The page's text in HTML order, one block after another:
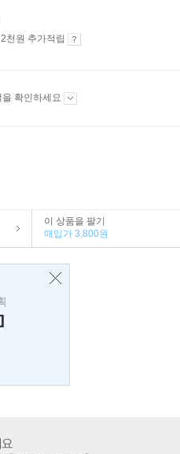
천원 추가적립
확인하세요
이 상품을 팔기
매입가 3,800원